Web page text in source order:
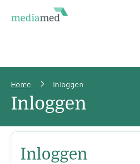
Home Inloggen
Inloggen
Inloggen